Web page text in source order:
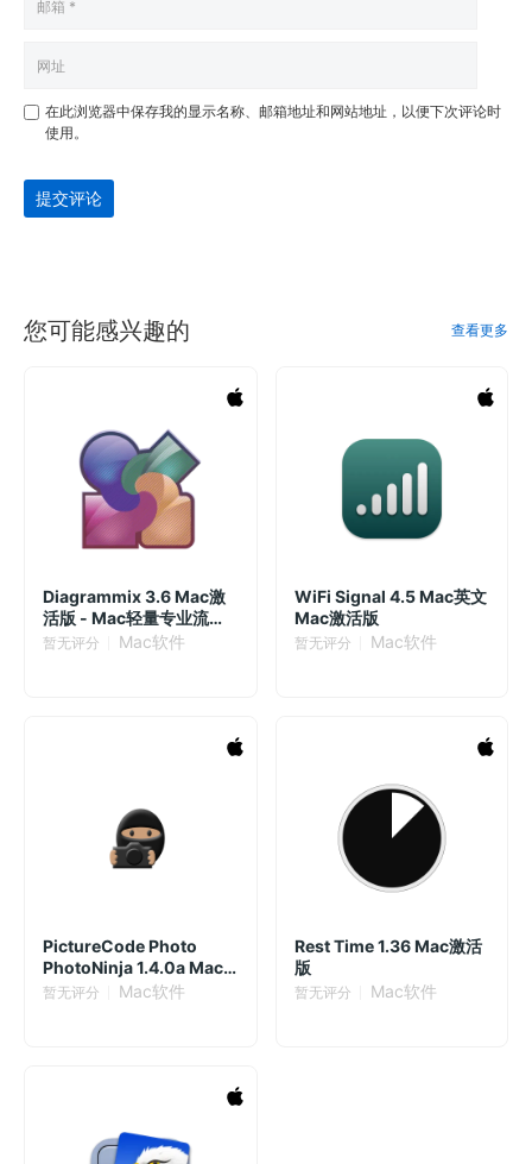
在此浏览器中保存我的显示名称、邮箱地址和网站地址，以便下次评论时
使用。
提交评论
您可能感兴趣的 查看更多
Diagrammix 3.6 Mac激
活版 - Mac轻量专业流程
图设计工具
暂无评分 Mac软件
WiFi Signal 4.5 Mac英文
Mac激活版
暂无评分 Mac软件
PictureCode Photo
PhotoNinja 1.4.0a Mac
激活版 图像编辑器
暂无评分 Mac软件
Rest Time 1.36 Mac激活
版
暂无评分 Mac软件